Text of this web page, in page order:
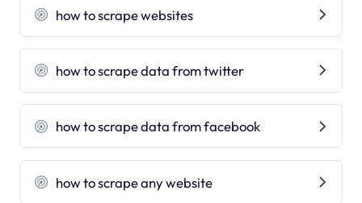
how to scrape websites
how to scrape data from twitter
how to scrape data from facebook
how to scrape any website